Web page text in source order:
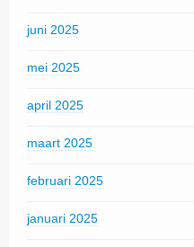
juni 2025
mei 2025
april 2025
maart 2025
februari 2025
januari 2025